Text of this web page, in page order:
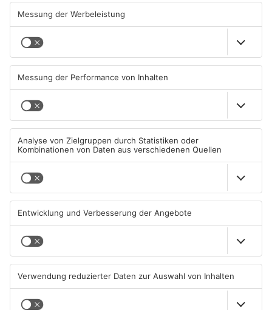
Gewässer im Primaveraland
leiden unter Trockenheit
04.08.2026, 15:07 UHR IN
PRIMAVERALAND
Kliniken im Primaveraland
melden mehr Patienten
durch Hitze